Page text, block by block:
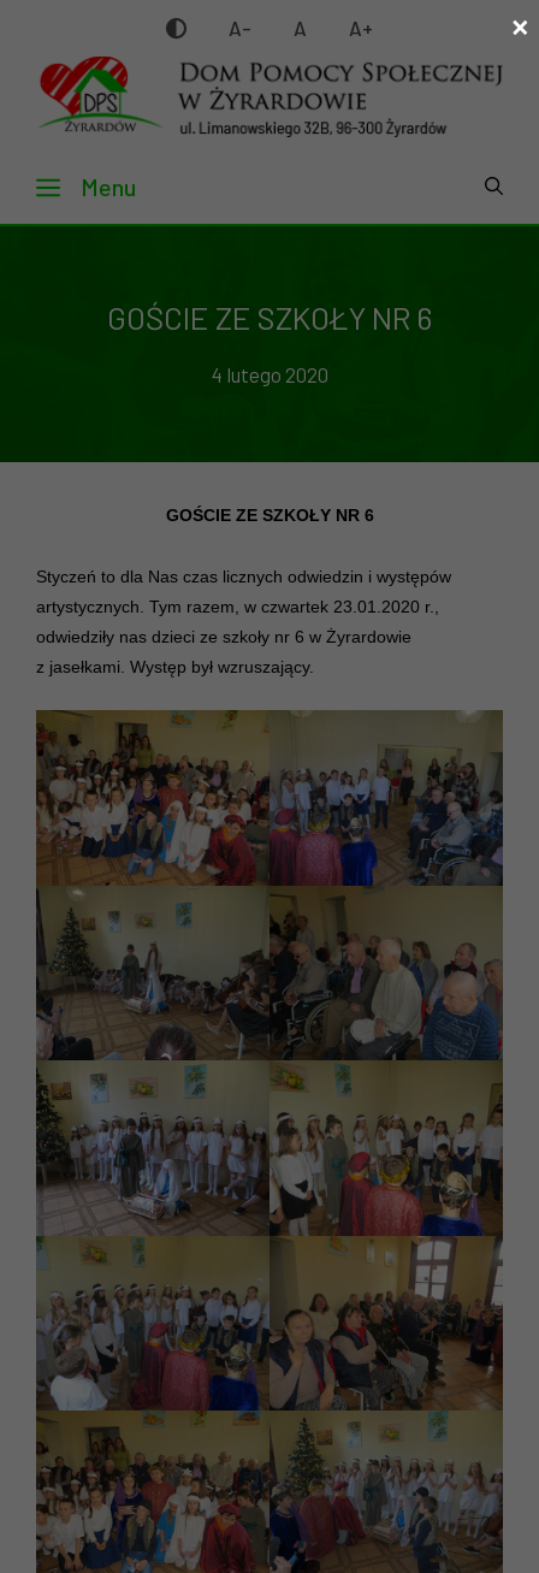
treści
A- A A+
Menu
GOŚCIE ZE SZKOŁY NR 6
4 lutego 2020
GOŚCIE ZE SZKOŁY NR 6
Styczeń to dla Nas czas licznych odwiedzin i występów
artystycznych. Tym razem, w czwartek 23.01.2020 r.,
odwiedziły nas dzieci ze szkoły nr 6 w Żyrardowie
z jasełkami. Występ był wzruszający.
×